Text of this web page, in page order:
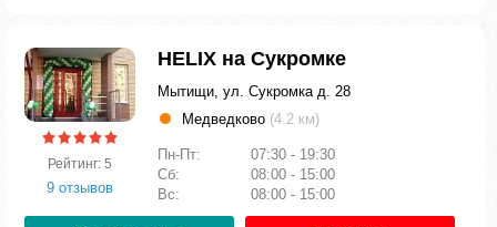
Рейтинг: 5
9 отзывов
HELIX на Сукромке
Мытищи, ул. Сукромка д. 28
Медведково (4.2 км)
Пн-Пт:
07:30 - 19:30
Сб:
08:00 - 15:00
Вс:
08:00 - 15:00